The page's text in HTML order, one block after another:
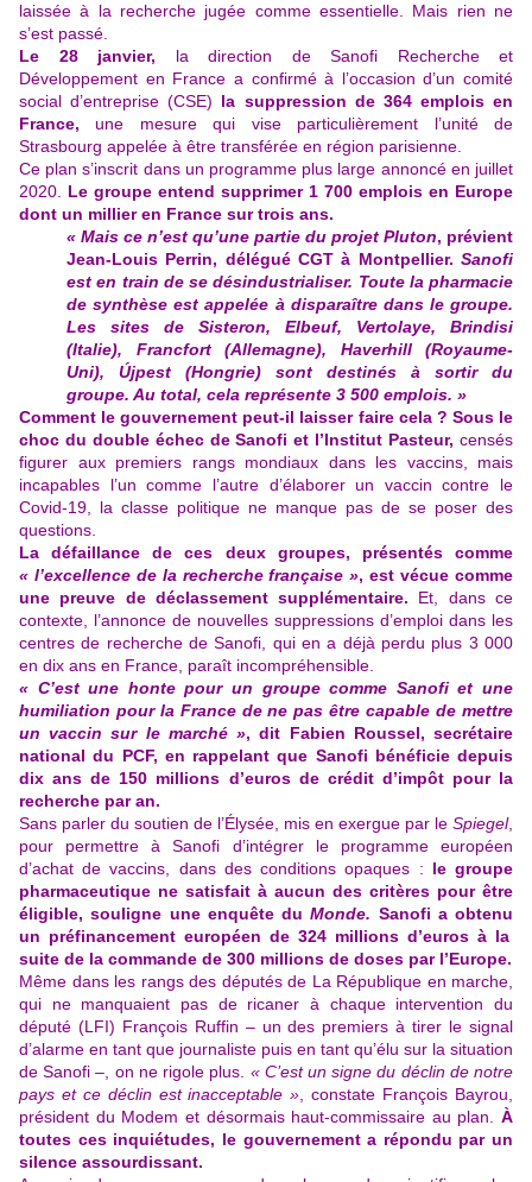
laissée à la recherche jugée comme essentielle. Mais rien ne
s’est passé.
Le 28 janvier, la direction de Sanofi Recherche et
Développement en France a confirmé à l’occasion d’un comité
social d’entreprise (CSE) la suppression de 364 emplois en
France, une mesure qui vise particulièrement l’unité de
Strasbourg appelée à être transférée en région parisienne.
Ce plan s’inscrit dans un programme plus large annoncé en juillet
2020. Le groupe entend supprimer 1 700 emplois en Europe
dont un millier en France sur trois ans.
« Mais ce n’est qu’une partie du projet Pluton, prévient
Jean-Louis Perrin, délégué CGT à Montpellier. Sanofi
est en train de se désindustrialiser. Toute la pharmacie
de synthèse est appelée à disparaître dans le groupe.
Les sites de Sisteron, Elbeuf, Vertolaye, Brindisi
(Italie), Francfort (Allemagne), Haverhill (Royaume-
Uni), Újpest (Hongrie) sont destinés à sortir du
groupe. Au total, cela représente 3 500 emplois. »
Comment le gouvernement peut-il laisser faire cela ? Sous le
choc du double échec de Sanofi et l’Institut Pasteur, censés
figurer aux premiers rangs mondiaux dans les vaccins, mais
incapables l’un comme l’autre d’élaborer un vaccin contre le
Covid-19, la classe politique ne manque pas de se poser des
questions.
La défaillance de ces deux groupes, présentés comme
« l’excellence de la recherche française », est vécue comme
une preuve de déclassement supplémentaire. Et, dans ce
contexte, l’annonce de nouvelles suppressions d’emploi dans les
centres de recherche de Sanofi , qui en a déjà perdu plus 3 000
en dix ans en France, paraît incompréhensible.
« C’est une honte pour un groupe comme Sanofi et une
humiliation pour la France de ne pas être capable de mettre
un vaccin sur le marché », dit Fabien Roussel, secrétaire
national du PCF, en rappelant que Sanofi bénéficie depuis
dix ans de 150 millions d’euros de crédit d’impôt pour la
recherche par an.
Sans parler du soutien de l’Élysée, mis en exergue par le Spiegel,
pour permettre à Sanofi d’intégrer le programme européen
d’achat de vaccins, dans des conditions opaques : le groupe
pharmaceutique ne satisfait à aucun des critères pour être
éligible,souligne une enquête duMonde. Sanofi a obtenu
un préfinancement européen de 324 millions d’euros à la
suite de la commande de 300 millions de doses par l’Europe.
Même dans les rangs des députés de La République en marche,
qui ne manquaient pas de ricaner à chaque intervention du
député (LFI) François Ruffin – un des premiers à tirer le signal
d’alarme en tant que journaliste puis en tant qu’élu sur la situation
de Sanofi –, on ne rigole plus. « C’est un signe du déclin de notre
pays et ce déclin est inacceptable » , constate François Bayrou,
président du Modem et désormais haut-commissaire au plan. À
toutes ces inquiétudes, le gouvernement a répondu par un
silence assourdissant.